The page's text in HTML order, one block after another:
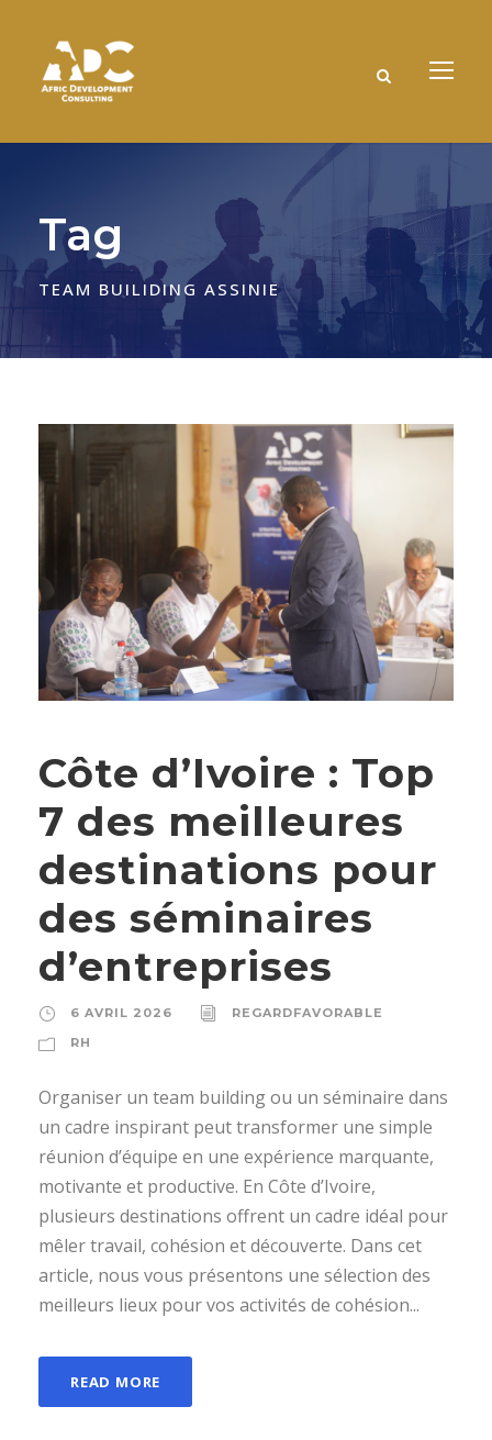
Tag
TEAM BUILIDING ASSINIE
Côte d’Ivoire : Top
7 des meilleures
destinations pour
des séminaires
d’entreprises
6 AVRIL 2026
REGARDFAVORABLE
RH
Organiser un team building ou un séminaire dans
un cadre inspirant peut transformer une simple
réunion d’équipe en une expérience marquante,
motivante et productive. En Côte d’Ivoire,
plusieurs destinations offrent un cadre idéal pour
mêler travail, cohésion et découverte. Dans cet
article, nous vous présentons une sélection des
meilleurs lieux pour vos activités de cohésion...
READ MORE